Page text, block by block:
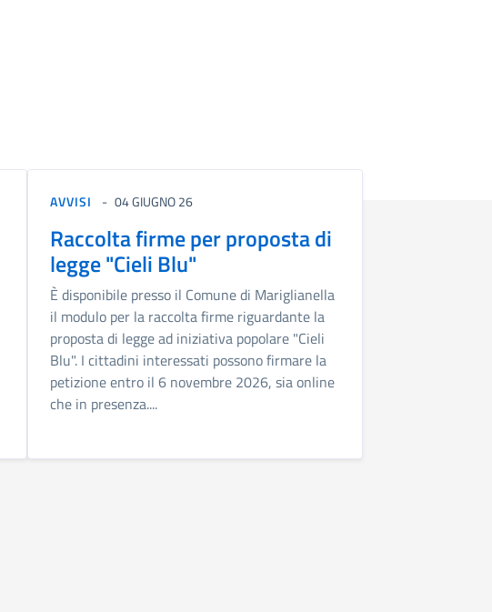
AVVISI 04 GIUGNO 26
Raccolta firme per proposta di
legge "Cieli Blu"
È disponibile presso il Comune di Mariglianella
il modulo per la raccolta firme riguardante la
proposta di legge ad iniziativa popolare "Cieli
Blu". I cittadini interessati possono firmare la
petizione entro il 6 novembre 2026, sia online
che in presenza....